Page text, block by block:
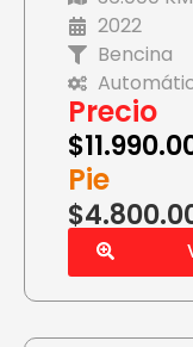
2022
Bencina
Precio
$
Pie